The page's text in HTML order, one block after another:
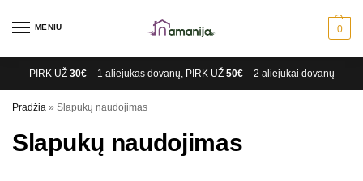
MENIU 0
PIRK UŽ 30€– 1 aliejukas dovanų, PIRK UŽ 50€– 2 aliejukai dovanų
Pradžia » Slapukų naudojimas
Slapukų naudojimas